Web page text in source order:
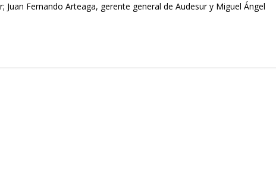
Juan Fernando Arteaga, gerente general de Audesur y Miguel Ángel